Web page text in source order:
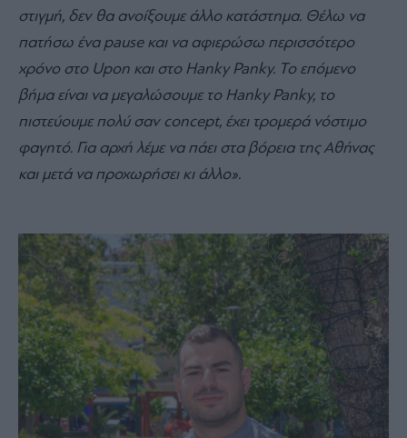
στιγμή, δεν θα ανοίξουμε άλλο κατάστημα. Θέλω να
πατήσω ένα pause και να αφιερώσω περισσότερο
χρόνο στο Upon και στο Hanky Panky. Το επόμενο
βήμα είναι να μεγαλώσουμε το Hanky Panky, το
πιστεύουμε πολύ σαν concept, έχει τρομερά νόστιμο
φαγητό. Για αρχή λέμε να πάει στα βόρεια της Αθήνας
και μετά να προχωρήσει κι άλλο».